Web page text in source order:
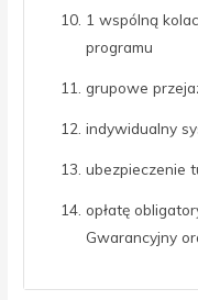
1 wspólną
programu
grupowe
indywidualny
ubezpieczenie
opłatę
Gwarancyjny